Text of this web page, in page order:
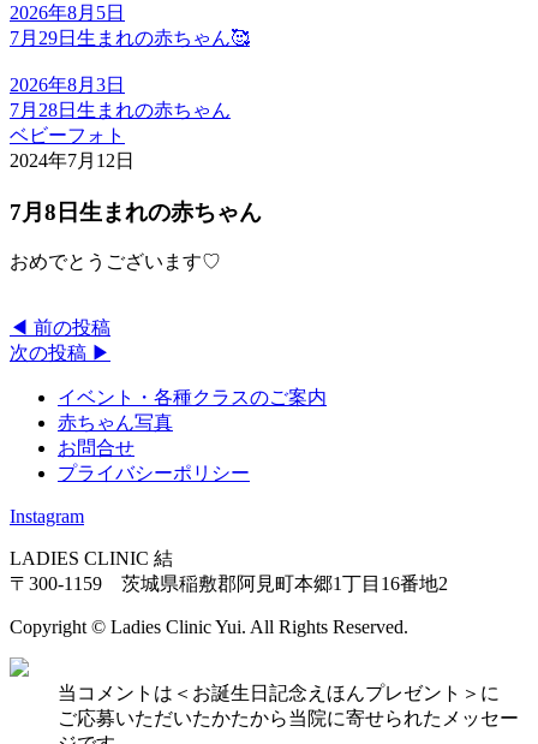
2026年8月5日
7月29日生まれの赤ちゃん🥰
2026年8月3日
7月28日生まれの赤ちゃん
ベビーフォト
2024年7月12日
7月8日生まれの赤ちゃん
おめでとうございます♡
◀︎ 前の投稿
次の投稿 ▶︎
イベント・各種クラスのご案内
赤ちゃん写真
お問合せ
プライバシーポリシー
Instagram
LADIES CLINIC 結
〒300-1159 茨城県稲敷郡阿見町本郷1丁目16番地2
Copyright © Ladies Clinic Yui. All Rights Reserved.
当コメントは＜お誕生日記念えほんプレゼント＞に
ご応募いただいたかたから当院に寄せられたメッセー